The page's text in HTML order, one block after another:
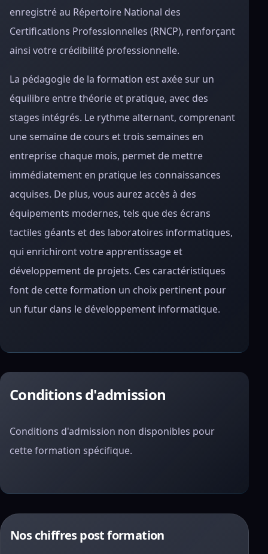
enregistré au Répertoire National des
Certifications Professionnelles (RNCP), renforçant
ainsi votre crédibilité professionnelle.
La pédagogie de la formation est axée sur un
équilibre entre théorie et pratique, avec des
stages intégrés. Le rythme alternant, comprenant
une semaine de cours et trois semaines en
entreprise chaque mois, permet de mettre
immédiatement en pratique les connaissances
acquises. De plus, vous aurez accès à des
équipements modernes, tels que des écrans
tactiles géants et des laboratoires informatiques,
qui enrichiront votre apprentissage et
développement de projets. Ces caractéristiques
font de cette formation un choix pertinent pour
un futur dans le développement informatique.
Conditions d'admission
Conditions d'admission non disponibles pour
cette formation spécifique.
Nos chiffres post formation